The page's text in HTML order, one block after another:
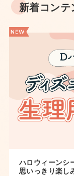
新着コンテ
ハロウィーンシ
思いっきり楽し